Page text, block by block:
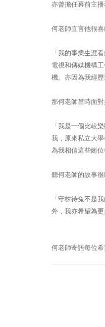
亦曾擔任幕前主
何老師直言他很
「我的事業生涯
電視和傳媒機構
機。亦因為我經
那何老師當時面
「我是一個比較
我，原來私立大
為我相信這些崗
聽何老師的故事
「守株待兔不是
外，我亦希望為
何老師寄語每位